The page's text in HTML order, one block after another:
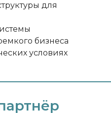
для
бизнеса
условиях